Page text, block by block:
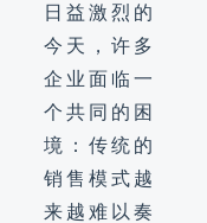
日益激烈的
今天，许多
企业面临一
个共同的困
境：传统的
销售模式越
来越难以奏